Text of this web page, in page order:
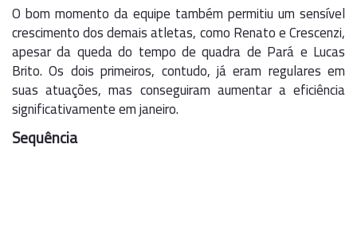
O bom momento da equipe também permitiu um sensível
crescimento dos demais atletas, como Renato e Crescenzi,
apesar da queda do tempo de quadra de Pará e Lucas
Brito. Os dois primeiros, contudo, já eram regulares em
suas atuações, mas conseguiram aumentar a eficiência
significativamente em janeiro.
Sequência